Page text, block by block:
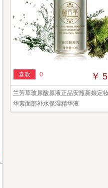
喜欢 0 ￥
兰芳草玻尿酸原液正品安瓶新娘定
华素面部补水保湿精华液